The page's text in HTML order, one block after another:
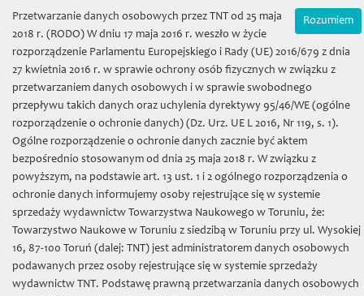
Online-Shop
Die Sprache:
Mój koszyk | (0) 0 zł
Towarzystwo Naukowe w
Toruniu
Rozumiem
Przetwarzanie danych osobowych przez TNT od 25 maja
2018 r. (RODO) W dniu 17 maja 2016 r. weszło w życie
rozporządzenie Parlamentu Europejskiego i Rady (UE) 2016/679 z dnia
27 kwietnia 2016 r. w sprawie ochrony osób fizycznych w związku z
przetwarzaniem danych osobowych i w sprawie swobodnego
przepływu takich danych oraz uchylenia dyrektywy 95/46/WE (ogólne
rozporządzenie o ochronie danych) (Dz. Urz. UE L 2016, Nr 119, s. 1).
Ogólne rozporządzenie o ochronie danych zacznie być aktem
bezpośrednio stosowanym od dnia 25 maja 2018 r. W związku z
powyższym, na podstawie art. 13 ust. 1 i 2 ogólnego rozporządzenia o
ochronie danych informujemy osoby rejestrujące się w systemie
sprzedaży wydawnictw Towarzystwa Naukowego w Toruniu, że:
Towarzystwo Naukowe w Toruniu z siedzibą w Toruniu przy ul. Wysokiej
16, 87-100 Toruń (dalej: TNT) jest administratorem danych osobowych
podawanych przez osoby rejestrujące się w systemie sprzedaży
wydawnictw TNT. Podstawę prawną przetwarzania danych osobowych